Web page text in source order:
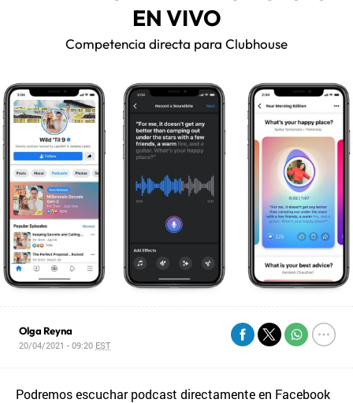
EN VIVO
Competencia directa para Clubhouse
Olga Reyna
20/04/2021 - 09:20 EST
Podremos escuchar podcast directamente en Facebook